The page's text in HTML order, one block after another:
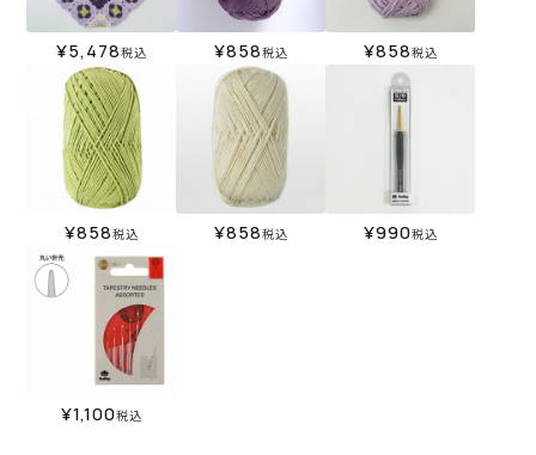
¥5,478税込 ¥858税込 ¥858税込
¥858税込 ¥858税込 ¥990税込
¥1,100税込